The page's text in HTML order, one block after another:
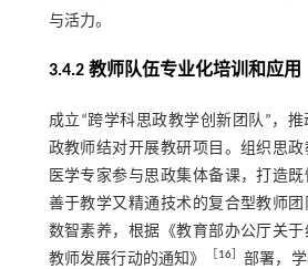
与活力。
3.4.2 教师队伍专业化培训和应用
成立“跨学科思政教学创新团队”，
政教师结对开展教研项目。组织思政
医学专家参与思政集体备课，打造
善于教学又精通技术的复合型教师
数智素养，根据《教育部办公厅关
教师发展行动的通知》
16］部署，